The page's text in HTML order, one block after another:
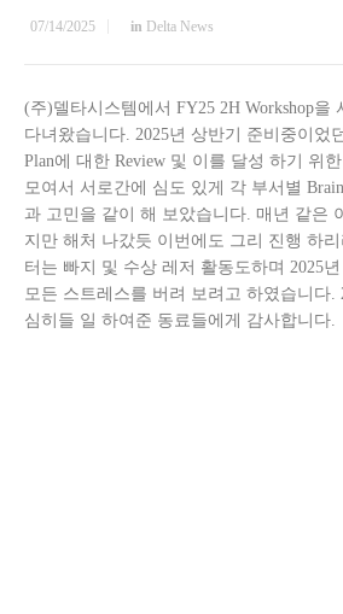
07/14/2025 in Delta News
(주)델타시스템에서 FY25 2H Workshop을
다녀왔습니다. 2025년 상반기 준비중이었
Plan에 대한 Review 및 이를 달성 하기 위
모여서 서로간에 심도 있게 각 부서별
과 고민을 같이 해 보았습니다. 매년 같은
지만 해처 나갔듯 이번에도 그리 진행 하
터는 빠지 및 수상 레저 활동도하며 2025
모든 스트레스를 버려 보려고 하였습니다.
심히들 일 하여준 동료들에게 감사합니다.